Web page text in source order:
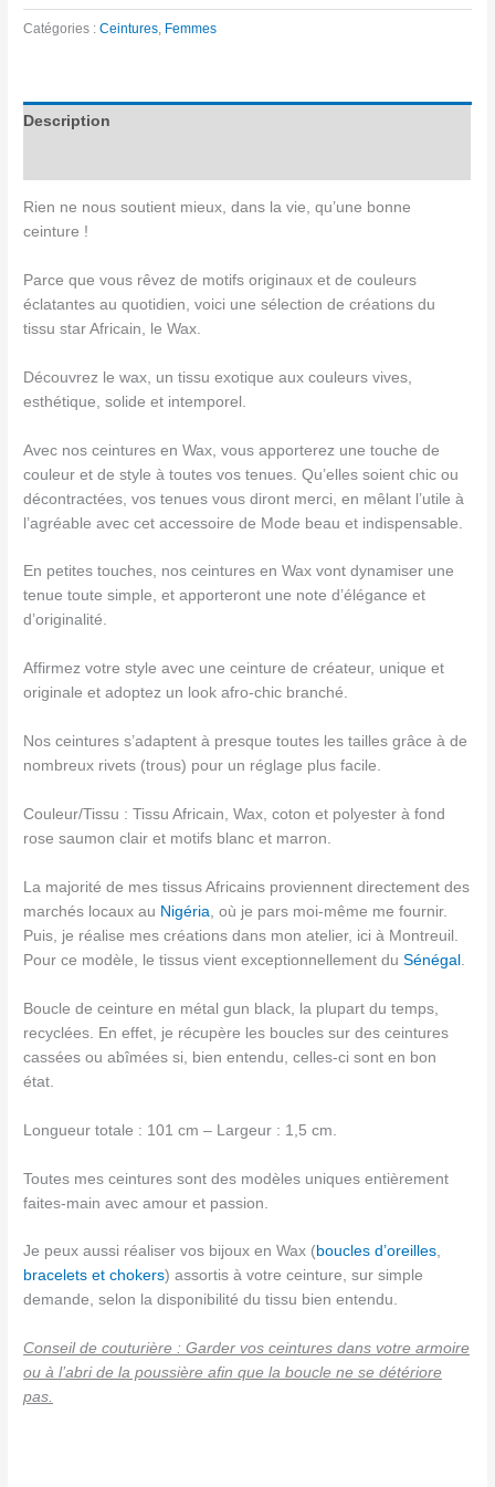
Catégories :Ceintures, Femmes
Description
Rien ne nous soutient mieux, dans la vie, qu’une bonne
ceinture !
Parce que vous rêvez de motifs originaux et de couleurs
éclatantes au quotidien, voici une sélection de créations du
tissu star Africain, le Wax.
Découvrez le wax, un tissu exotique aux couleurs vives,
esthétique, solide et intemporel.
Avec nos ceintures en Wax, vous apporterez une touche de
couleur et de style à toutes vos tenues. Qu’elles soient chic ou
décontractées, vos tenues vous diront merci, en mêlant l’utile à
l’agréable avec cet accessoire de Mode beau et indispensable.
En petites touches, nos ceintures en Wax vont dynamiser une
tenue toute simple, et apporteront une note d’élégance et
d’originalité.
Affirmez votre style avec une ceinture de créateur, unique et
originale et adoptez un look afro-chic branché.
Nos ceintures s’adaptent à presque toutes les tailles grâce à de
nombreux rivets (trous) pour un réglage plus facile.
Couleur/Tissu : Tissu Africain, Wax, coton et polyester à fond
rose saumon clair et motifs blanc et marron.
La majorité de mes tissus Africains proviennent directement des
marchés locaux au Nigéria , où je pars moi-même me fournir.
Puis, je réalise mes créations dans mon atelier, ici à Montreuil.
Pour ce modèle, le tissus vient exceptionnellement duSénégal
Boucle de ceinture en métal gun black, la plupart du temps,
recyclées. En effet, je récupère les boucles sur des ceintures
cassées ou abîmées si, bien entendu, celles-ci sont en bon
état.
Longueur totale : 101 cm – Largeur : 1,5 cm.
Toutes mes ceintures sont des modèles uniques entièrement
faites-main avec amour et passion.
Je peux aussi réaliser vos bijoux en Wax (boucles d’oreilles,
bracelets et chokers) assortis à votre ceinture, sur simple
demande, selon la disponibilité du tissu bien entendu.
Conseil de couturière : Garder vos ceintures dans votre armoire
ou à l’abri de la poussière afin que la boucle ne se détériore
pas.